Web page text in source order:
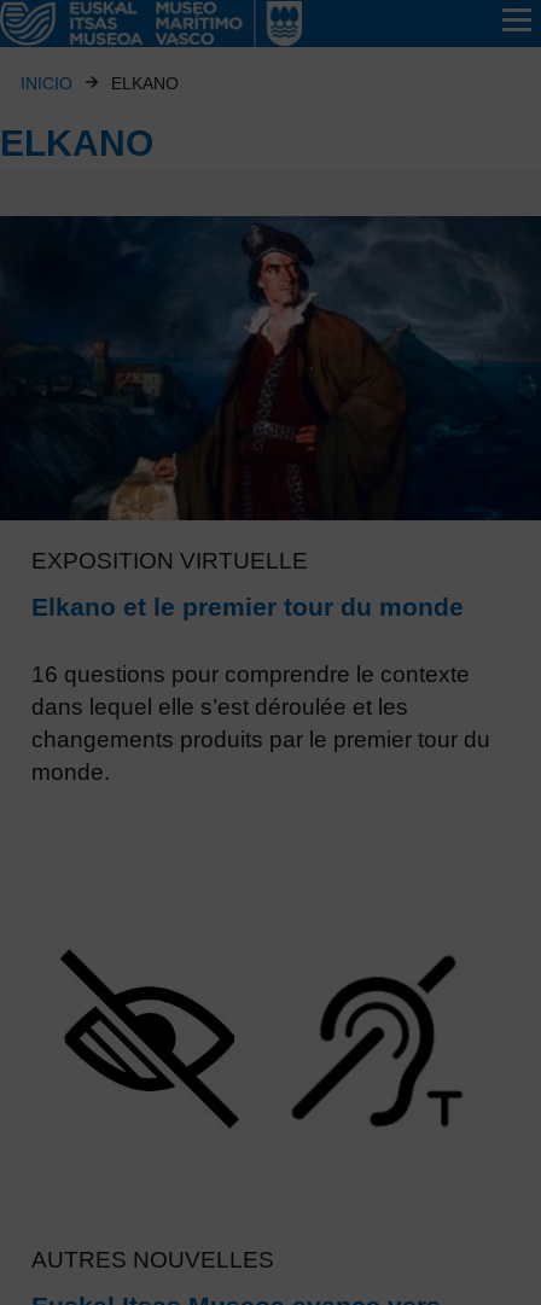
INICIO ELKANO
ELKANO
EXPOSITION VIRTUELLE
Elkano et le premier tour du monde
16 questions pour comprendre le contexte
dans lequel elle s’est déroulée et les
changements produits par le premier tour du
monde.
AUTRES NOUVELLES